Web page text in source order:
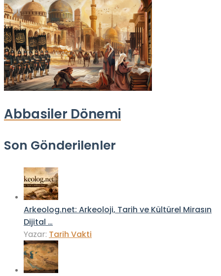
Abbasiler Dönemi
Son Gönderilenler
Arkeolog.net: Arkeoloji, Tarih ve Kültürel Mirasın
Dijital …
Yazar: Tarih Vakti